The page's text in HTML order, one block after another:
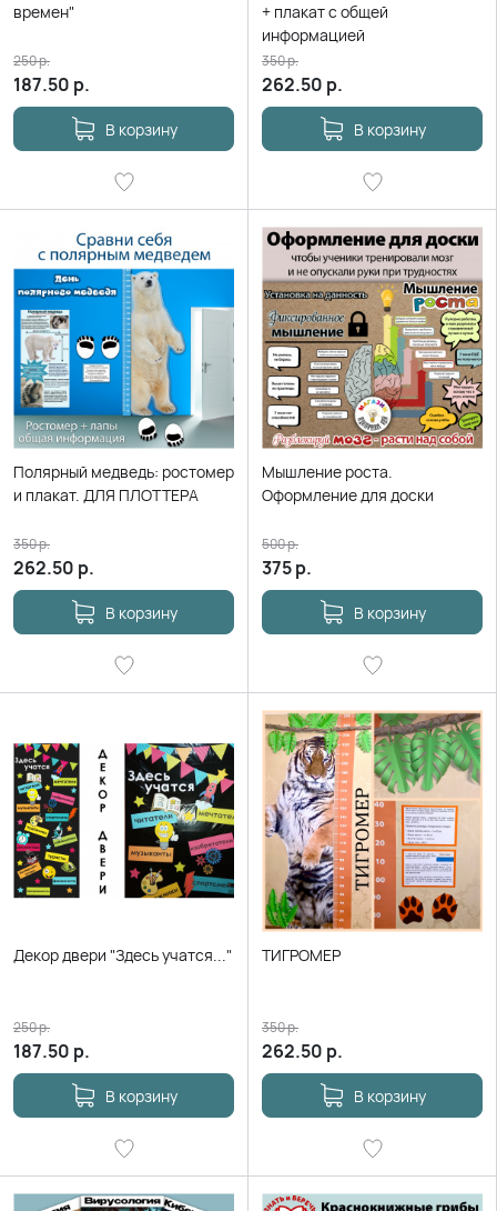
времен"
187.50 р.
250р.
В корзину
+ плакат с общей
информацией
262.50 р.
350р.
В корзину
Полярный медведь: ростомер
и плакат. ДЛЯ ПЛОТТЕРА
262.50 р.
350р.
В корзину
Мышление роста.
Оформление для доски
375р.
500р.
В корзину
Декор двери "Здесь учатся..."
187.50 р.
250р.
В корзину
ТИГРОМЕР
262.50 р.
350р.
В корзину